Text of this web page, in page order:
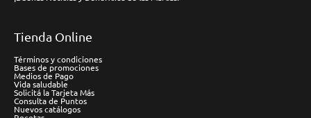
Tienda Online
Términos y condiciones
Bases de promociones
Medios de Pago
Vida saludable
Solicitá la Tarjeta Más
Consulta de Puntos
Nuevos catálogos